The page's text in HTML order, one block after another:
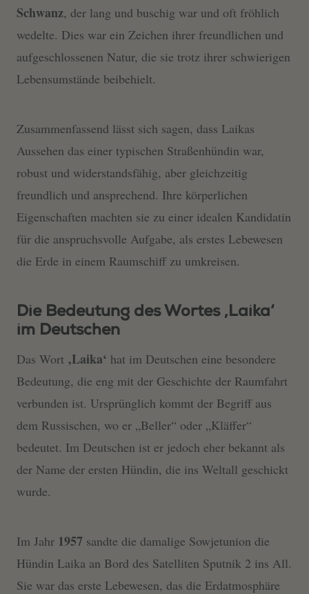
Schwanz, der lang und buschig war und oft fröhlich
wedelte. Dies war ein Zeichen ihrer freundlichen und
aufgeschlossenen Natur, die sie trotz ihrer schwierigen
Lebensumstände beibehielt.
Zusammenfassend lässt sich sagen, dass Laikas
Aussehen das einer typischen Straßenhündin war,
robust und widerstandsfähig, aber gleichzeitig
freundlich und ansprechend. Ihre körperlichen
Eigenschaften machten sie zu einer idealen Kandidatin
für die anspruchsvolle Aufgabe, als erstes Lebewesen
die Erde in einem Raumschiff zu umkreisen.
Die Bedeutung des Wortes ‚Laika‘
im Deutschen
Das Wort ‚Laika‘ hat im Deutschen eine besondere
Bedeutung, die eng mit der Geschichte der Raumfahrt
verbunden ist. Ursprünglich kommt der Begriff aus
dem Russischen, wo er „Beller“ oder „Kläffer“
bedeutet. Im Deutschen ist er jedoch eher bekannt als
der Name der ersten Hündin, die ins Weltall geschickt
wurde.
Im Jahr 1957 sandte die damalige Sowjetunion die
Hündin Laika an Bord des Satelliten Sputnik 2 ins All.
Sie war das erste Lebewesen, das die Erdatmosphäre